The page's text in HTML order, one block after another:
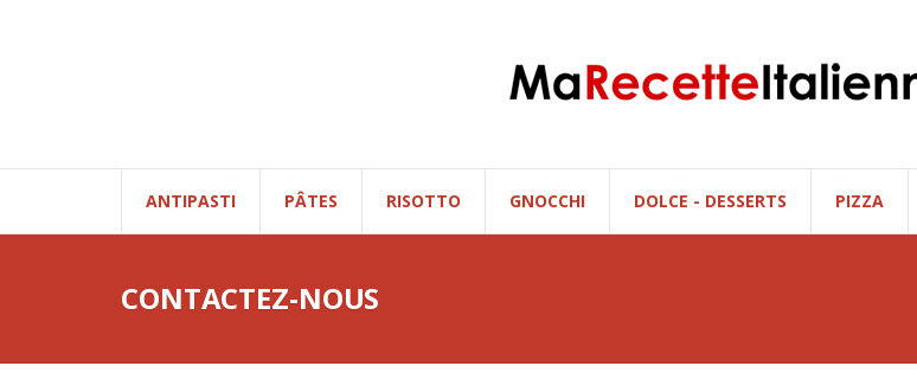
ANTIPASTI PÂTES RISOTTO GNOCCHI DOLCE - DESSERTS PIZZA
CONTACTEZ-NOUS